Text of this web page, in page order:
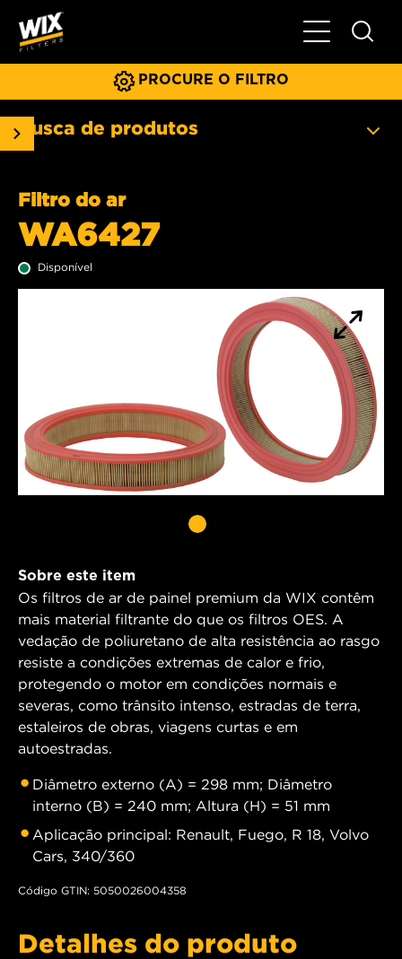
Menu
PROCURE O FILTRO
Busca de produtos
Filtro do ar
WA6427
Disponível
Sobre este item
Os filtros de ar de painel premium da WIX contêm
mais material filtrante do que os filtros OES. A
vedação de poliuretano de alta resistência ao rasgo
resiste a condições extremas de calor e frio,
protegendo o motor em condições normais e
severas, como trânsito intenso, estradas de terra,
estaleiros de obras, viagens curtas e em
autoestradas.
Diâmetro externo (A) = 298 mm; Diâmetro
interno (B) = 240 mm; Altura (H) = 51 mm
Aplicação principal: Renault, Fuego, R 18, Volvo
Cars, 340/360
Código GTIN: 5050026004358
Detalhes do produto